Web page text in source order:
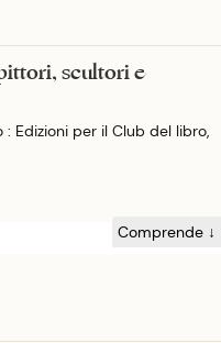
scultori e
: Edizioni per il Club del libro,
Comprende ↓